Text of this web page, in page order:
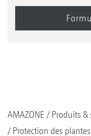
AMAZONE
Produits
Protection des plantes